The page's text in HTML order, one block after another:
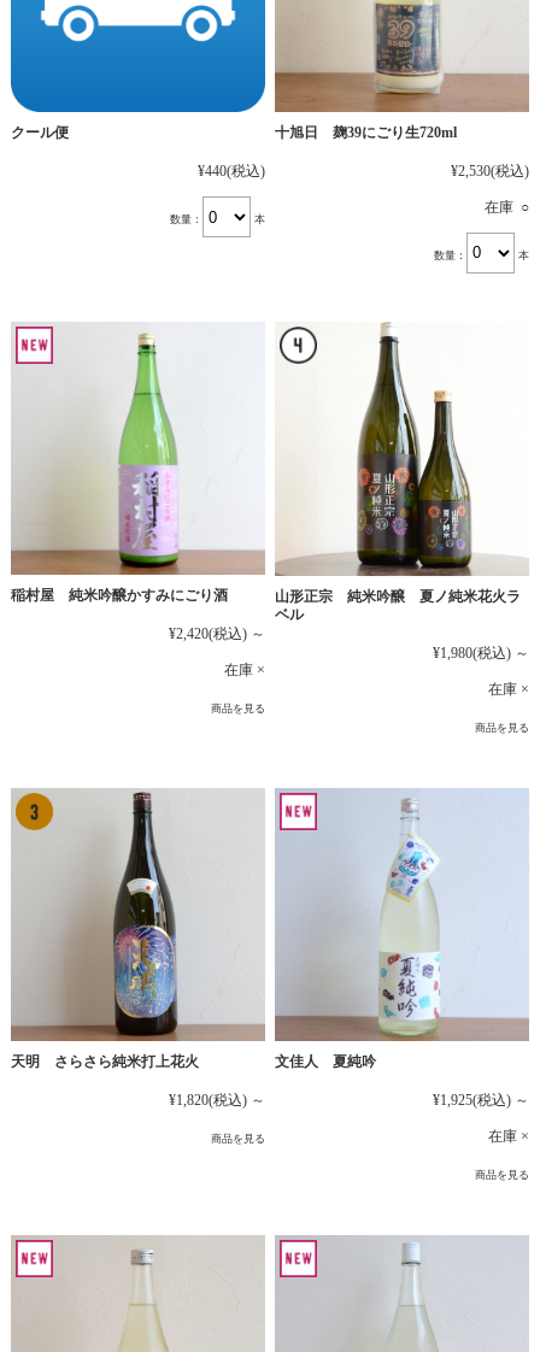
クール便
¥440(税込)
数量： 本
十旭日 麹39にごり生720ml
¥2,530(税込)
在庫 ○
数量： 本
稲村屋 純米吟醸かすみにごり酒
¥2,420(税込) ～
在庫 ×
商品を見る
山形正宗 純米吟醸 夏ノ純米花火ラ
ベル
¥1,980(税込) ～
在庫 ×
商品を見る
天明 さらさら純米打上花火
¥1,820(税込) ～
商品を見る
文佳人 夏純吟
¥1,925(税込) ～
在庫 ×
商品を見る